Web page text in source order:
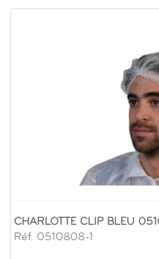
CHARLOTTE CLIP BLEU
Réf. 0510808-1